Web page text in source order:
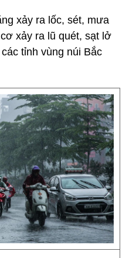
xảy ra lốc, sét, mưa
xảy ra lũ quét, sạt lở
tỉnh vùng núi Bắc